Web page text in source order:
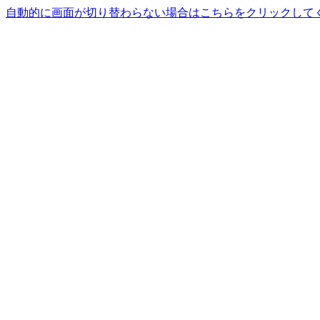
自動的に画面が切り替わらない場合はこちらをクリックして